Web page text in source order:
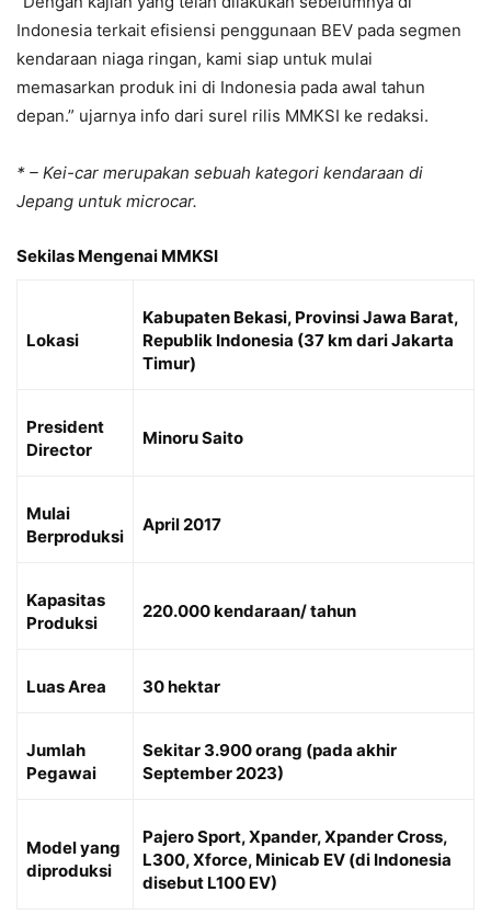
Indonesia terkait efisiensi penggunaan BEV pada segmen
kendaraan niaga ringan, kami siap untuk mulai
memasarkan produk ini di Indonesia pada awal tahun
depan.” ujarnya info dari surel rilis MMKSI ke redaksi.
* – Kei-car merupakan sebuah kategori kendaraan di
Jepang untuk microcar.
Sekilas Mengenai MMKSI
Lokasi
Kabupaten Bekasi, Provinsi Jawa Barat,
Republik Indonesia (37 km dari Jakarta
Timur)
President
Director
Minoru Saito
Mulai
Berproduksi
April 2017
Kapasitas
Produksi
220.000 kendaraan/ tahun
Luas Area 30 hektar
Jumlah
Pegawai
Sekitar 3.900 orang (pada akhir
September 2023)
Model yang
diproduksi
Pajero Sport, Xpander, Xpander Cross,
L300, Xforce, Minicab EV (di Indonesia
disebut L100 EV)